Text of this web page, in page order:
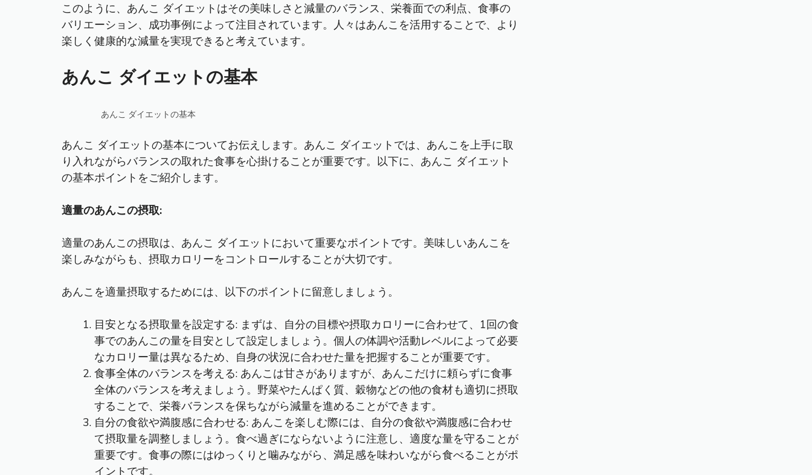
このように、あんこ ダイエットはその美味しさと減量のバランス、栄養面での利点、食事の
バリエーション、成功事例によって注目されています。人々はあんこを活用することで、より
楽しく健康的な減量を実現できると考えています。
あんこ ダイエットの基本
あんこ ダイエットの基本
あんこ ダイエットの基本についてお伝えします。あんこ ダイエットでは、あんこを上手に取
り入れながらバランスの取れた食事を心掛けることが重要です。以下に、あんこ ダイエット
の基本ポイントをご紹介します。
適量のあんこの摂取:
適量のあんこの摂取は、あんこ ダイエットにおいて重要なポイントです。美味しいあんこを
楽しみながらも、摂取カロリーをコントロールすることが大切です。
あんこを適量摂取するためには、以下のポイントに留意しましょう。
目安となる摂取量を設定する: まずは、自分の目標や摂取カロリーに合わせて、1回の食
事でのあんこの量を目安として設定しましょう。個人の体調や活動レベルによって必要
なカロリー量は異なるため、自身の状況に合わせた量を把握することが重要です。
食事全体のバランスを考える: あんこは甘さがありますが、あんこだけに頼らずに食事
全体のバランスを考えましょう。野菜やたんぱく質、穀物などの他の食材も適切に摂取
することで、栄養バランスを保ちながら減量を進めることができます。
自分の食欲や満腹感に合わせる: あんこを楽しむ際には、自分の食欲や満腹感に合わせ
て摂取量を調整しましょう。食べ過ぎにならないように注意し、適度な量を守ることが
重要です。食事の際にはゆっくりと噛みながら、満足感を味わいながら食べることがポ
イントです。